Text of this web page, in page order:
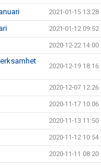
2021-01-15 13:28
2021-01-12 09:52
2020-12-22 14:00
2020-12-19 18:16
2020-12-07 12:26
2020-11-17 10:06
2020-11-13 11:50
2020-11-12 10:54
2020-11-11 08:20